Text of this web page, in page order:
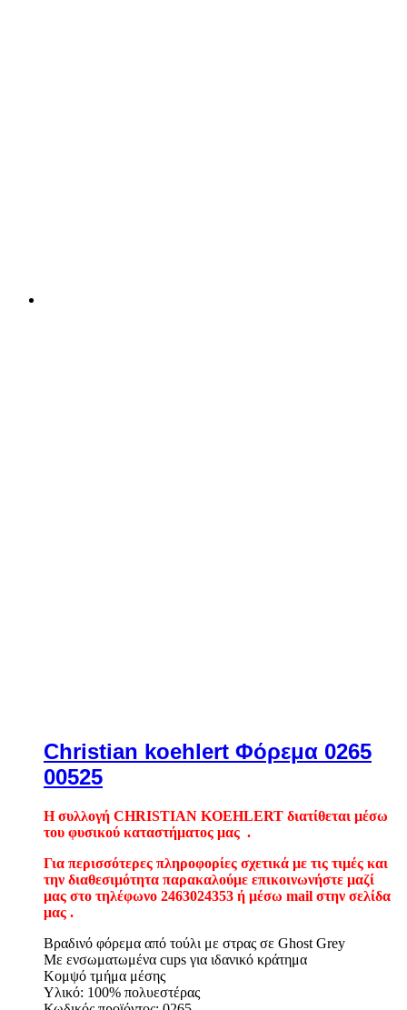
Christian koehlert Φόρεμα 0265
00525
Η συλλογή CHRISTIAN KOEHLERT διατίθεται μέσω
του φυσικού καταστήματος μας .
Για περισσότερες πληροφορίες σχετικά με τις τιμές και
την διαθεσιμότητα παρακαλούμε επικοινωνήστε μαζί
μας στο τηλέφωνο 2463024353 ή μέσω mail στην σελίδα
μας .
Βραδινό φόρεμα από τούλι με στρας σε Ghost Grey
Με ενσωματωμένα cups για ιδανικό κράτημα
Κομψό τμήμα μέσης
Υλικό: 100% πολυεστέρας